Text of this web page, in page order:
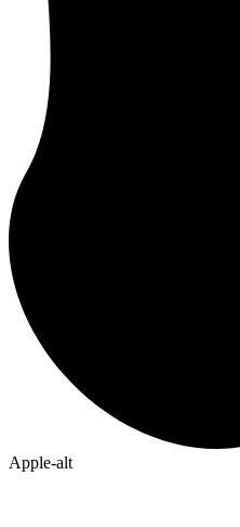
Apple-alt